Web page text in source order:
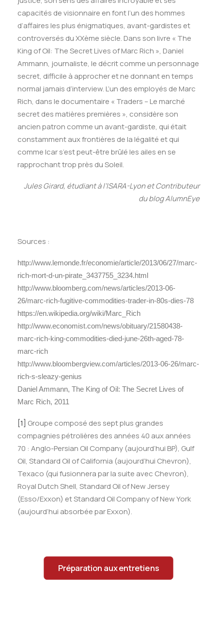
capacités de visionnaire en font l’un des hommes
d’affaires les plus énigmatiques, avant-gardistes et
controversés du XXème siècle. Dans son livre « The
King of Oil: The Secret Lives of Marc Rich », Daniel
Ammann, journaliste, le décrit comme un personnage
secret, difficile à approcher et ne donnant en temps
normal jamais d’interview. L’un des employés de Marc
Rich, dans le documentaire « Traders – Le marché
secret des matières premières », considère son
ancien patron comme un avant-gardiste, qui était
constamment aux frontières de la légalité et qui
comme Icar s’est peut-être brûlé les ailes en se
rapprochant trop près du Soleil.
Jules Girard, étudiant à l’ISARA-Lyon et Contributeur
du blog AlumnEye
Sources :
http://www.lemonde.fr/economie/article/2013/06/27/marc-
rich-mort-d-un-pirate_3437755_3234.html
http://www.bloomberg.com/news/articles/2013-06-
26/marc-rich-fugitive-commodities-trader-in-80s-dies-78
https://en.wikipedia.org/wiki/Marc_Rich
http://www.economist.com/news/obituary/21580438-
marc-rich-king-commodities-died-june-26th-aged-78-
marc-rich
http://www.bloombergview.com/articles/2013-06-26/marc-
rich-s-sleazy-genius
Daniel Ammann, The King of Oil: The Secret Lives of
Marc Rich, 2011
[1] Groupe composé des sept plus grandes
compagnies pétrolières des années 40 aux années
70 : Anglo-Persian Oil Company (aujourd’hui BP), Gulf
Oil, Standard Oil of California (aujourd’hui Chevron),
Texaco (qui fusionnera par la suite avec Chevron),
Royal Dutch Shell, Standard Oil of New Jersey
(Esso/Exxon) et Standard Oil Company of New York
(aujourd’hui absorbée par Exxon).
Préparation aux entretiens